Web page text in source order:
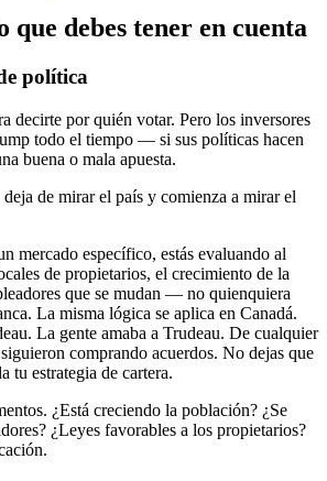
que debes tener en cuenta
política
decirte por quién votar. Pero los inversores
todo el tiempo — si sus políticas hacen
buena o mala apuesta.
de mirar el país y comienza a mirar el
mercado específico, estás evaluando al
de propietarios, el crecimiento de la
que se mudan — no quienquiera
La misma lógica se aplica en Canadá.
La gente amaba a Trudeau. De cualquier
comprando acuerdos. No dejas que
tu estrategia de cartera.
¿Está creciendo la población? ¿Se
¿Leyes favorables a los propietarios?